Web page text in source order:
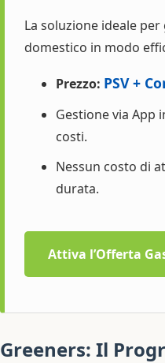
La soluzione ideale
domestico in modo
Prezzo: PSV +
Gestione via App
costi.
Nessun costo di
durata.
Attiva l’Offerta
Greeners: Il